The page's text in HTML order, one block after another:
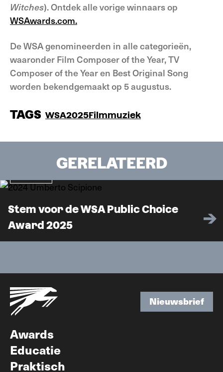
Witches). Ontdek alle vorige winnaars op
WSAwards.com.
De WSA genomineerden in alle categorieën,
waaronder Film Composer of the Year, TV
Composer of the Year en Best Original Song
worden bekendgemaakt op 5 augustus.
TAGS WSA2025Filmmuziek
GERELATEERD
Stem voor de WSA Public Choice
Award 2025
Nieuwsbrief
Awards
Educatie
Praktisch